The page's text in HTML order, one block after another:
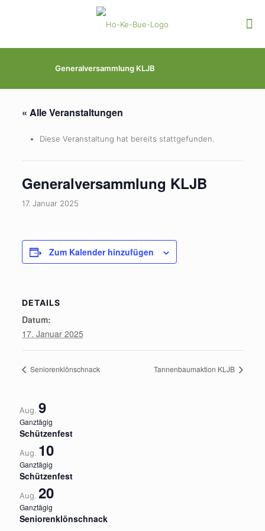
Generalversammlung KLJB
« Alle Veranstaltungen
Diese Veranstaltung hat bereits stattgefunden.
Generalversammlung KLJB
17. Januar 2025
Zum Kalender hinzufügen
DETAILS
Datum:
17. Januar 2025
Seniorenklönschnack Tannenbaumaktion KLJB
Aug. 9
Ganztägig
Schützenfest
Aug. 10
Ganztägig
Schützenfest
Aug. 20
Ganztägig
Seniorenklönschnack